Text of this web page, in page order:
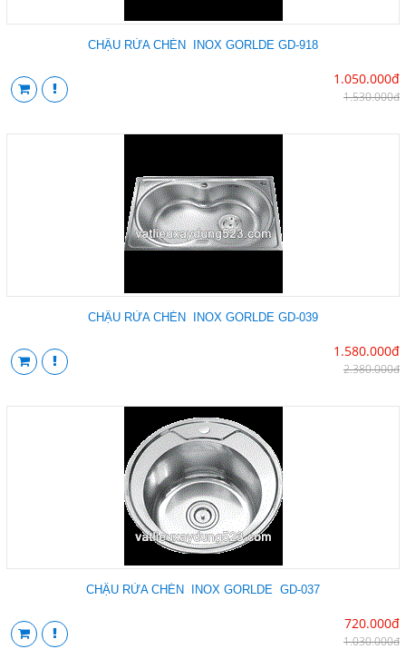
CHẬU RỬA CHÉN INOX GORLDE GD-918
1.050.000đ
1.530.000đ
CHẬU RỬA CHÉN INOX GORLDE GD-039
1.580.000đ
2.380.000đ
CHẬU RỬA CHÉN INOX GORLDE GD-037
720.000đ
1.030.000đ